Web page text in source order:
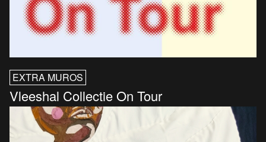
EXTRA MUROS
Vleeshal Collectie On Tour